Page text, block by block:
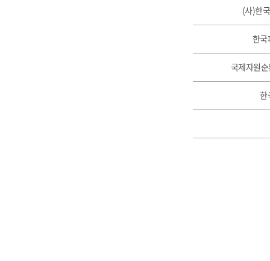
(사)한
한국
국제자원
한